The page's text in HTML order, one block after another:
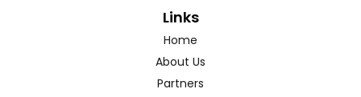
Links
Home
About Us
Partners